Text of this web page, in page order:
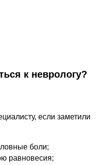
к неврологу?
если заметили
боли;
равновесия;